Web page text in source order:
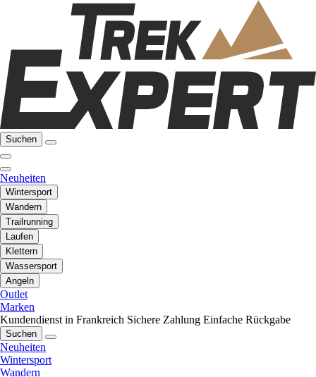
Suchen
Neuheiten
Wintersport
Wandern
Trailrunning
Laufen
Klettern
Wassersport
Angeln
Outlet
Marken
Kundendienst in Frankreich Sichere Zahlung Einfache Rückgabe
Suchen
Neuheiten
Wintersport
Wandern